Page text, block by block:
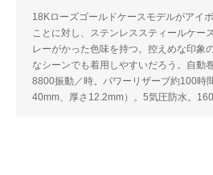
18Kローズゴールドケースモデルがアイ
ことに対し、ステンレススティールケー
レーがかった色味を持つ。控えめな印象
なシーンでも着用しやすいだろう。自動
8800振動／時。パワーリザーブ約100時
40mm、厚さ12.2mm）。5気圧防水。